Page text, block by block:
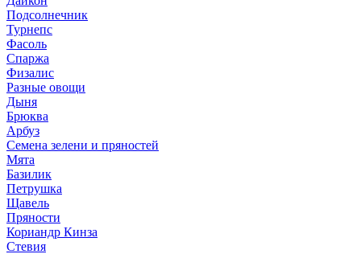
Подсолнечник
Турнепс
Фасоль
Спаржа
Физалис
Разные овощи
Дыня
Брюква
Арбуз
Семена зелени и пряностей
Мята
Базилик
Петрушка
Щавель
Пряности
Кориандр Кинза
Стевия